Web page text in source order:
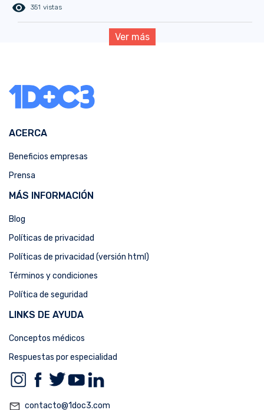
remove_red_eye 351 vistas
Ver más
ACERCA
Beneficios empresas
Prensa
MÁS INFORMACIÓN
Blog
Políticas de privacidad
Políticas de privacidad (versión html)
Términos y condiciones
Política de seguridad
LINKS DE AYUDA
Conceptos médicos
Respuestas por especialidad
mail_outline contacto@1doc3.com